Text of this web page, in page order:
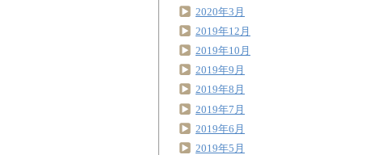
2020年3月
2019年12月
2019年10月
2019年9月
2019年8月
2019年7月
2019年6月
2019年5月